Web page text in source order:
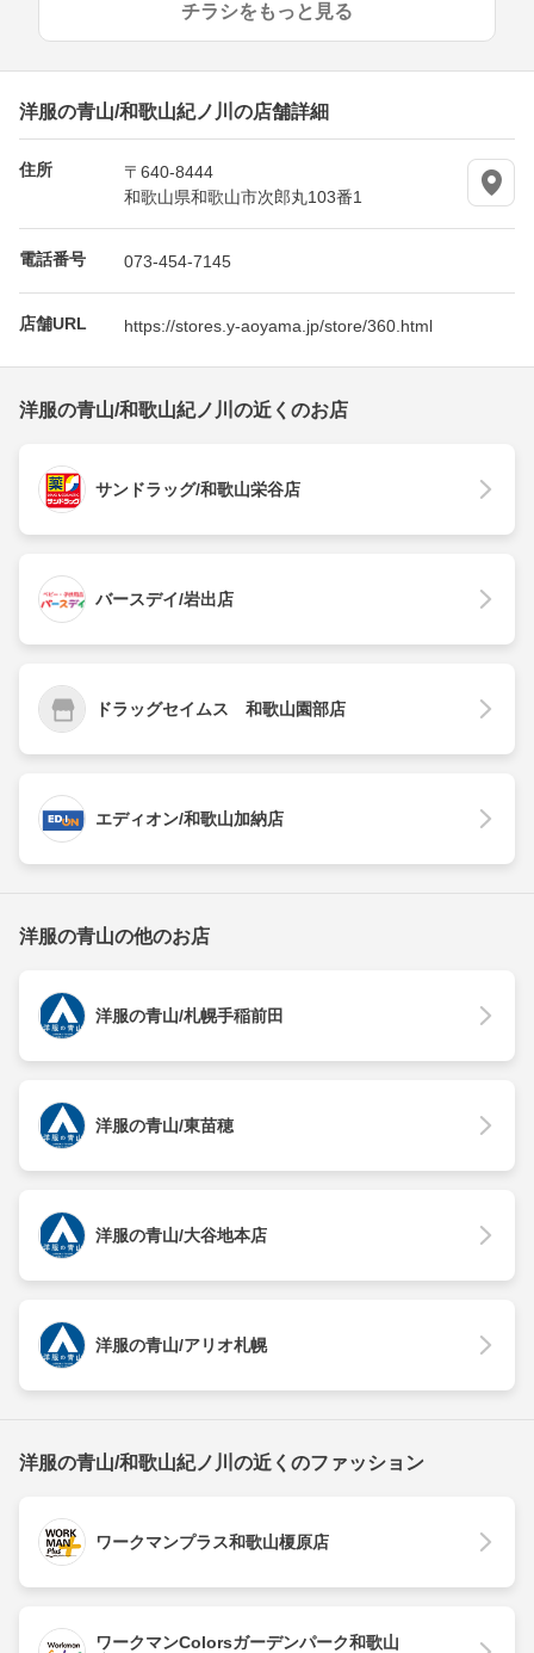
チラシをもっと見る
洋服の青山/和歌山紀ノ川の店舗詳細
住所
〒640-8444
和歌山県和歌山市次郎丸103番1
電話番号 073-454-7145
店舗URL https://stores.y-aoyama.jp/store/360.html
洋服の青山/和歌山紀ノ川の近くのお店
サンドラッグ/和歌山栄谷店
バースデイ/岩出店
ドラッグセイムス 和歌山園部店
エディオン/和歌山加納店
洋服の青山の他のお店
洋服の青山/札幌手稲前田
洋服の青山/東苗穂
洋服の青山/大谷地本店
洋服の青山/アリオ札幌
洋服の青山/和歌山紀ノ川の近くのファッション
ワークマンプラス和歌山榎原店
ワークマンColorsガーデンパーク和歌山